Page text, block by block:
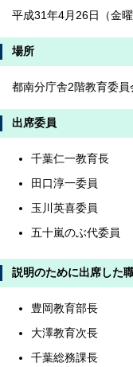
平成31年4月26日（金
場所
都南分庁舎2階教育委員
出席委員
千葉仁一教育長
田口淳一委員
玉川英喜委員
五十嵐のぶ代委員
説明のために出席した
豊岡教育部長
大澤教育次長
千葉総務課長